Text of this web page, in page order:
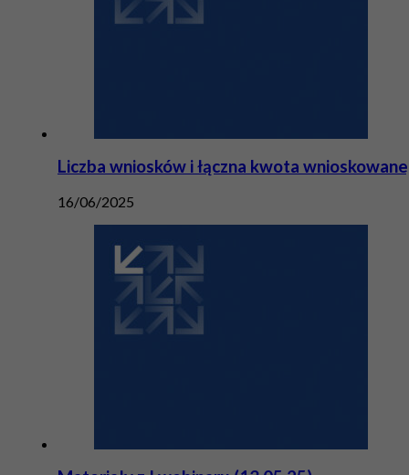
Liczba wniosków i łączna kwota
16/06/2025